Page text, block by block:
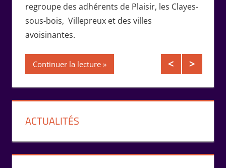
regroupe des adhérents de Plaisir, les Clayes-
sous-bois, Villepreux et des villes
avoisinantes.
Continuer la lecture
ACTUALITÉS